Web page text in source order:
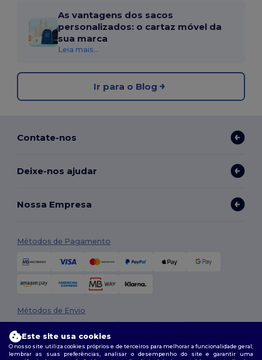
As vantagens dos sacos
personalizados: o cartaz móvel da
sua marca
Leia mais...
Ir para o Blog
Contate-nos
Deixe-nos ajudar
Nossa Empresa
Métodos de Pagamento
Métodos de Envio
Este site usa cookies
O nosso site utiliza cookies próprios e de terceiros para melhorar a funcionalidade geral,
lembrar as suas preferências, analisar o desempenho do site e garantir uma